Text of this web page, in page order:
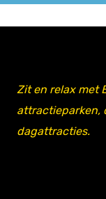
Zit en relax met
attractieparken,
dagattracties.